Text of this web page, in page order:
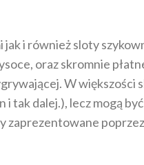
i również sloty
oraz skromnie
W większości
tak dalej.), lecz mogą
zaprezentowane